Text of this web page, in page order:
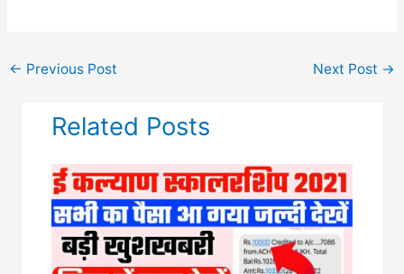
← Previous Post Next Post →
Related Posts